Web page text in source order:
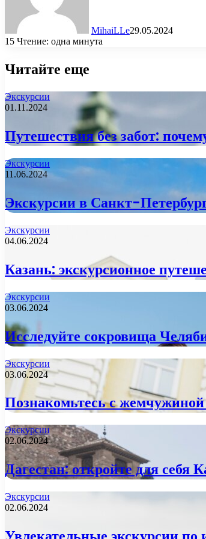
MihaiLLe29.05.2024
15 Чтение: одна минута
Читайте еще
Экскурсии
01.11.2024
Путешествия без забот:
Экскурсии
11.06.2024
Экскурсии в Санкт-
Экскурсии
04.06.2024
Казань: экскурсионное
Экскурсии
03.06.2024
Исследуйте сокровища
Экскурсии
03.06.2024
Познакомьтесь с
Экскурсии
02.06.2024
Дагестан: откройте для себя
Экскурсии
02.06.2024